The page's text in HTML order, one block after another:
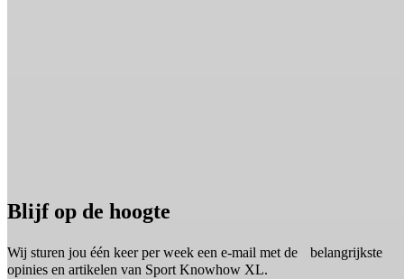
Blijf op de hoogte
Wij sturen jou één keer per week een e-mail met de belangrijkste
opinies en artikelen van Sport Knowhow XL.